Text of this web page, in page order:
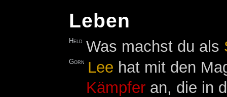
Leben
Held Was machst du als
Gorn Lee hat mit den
Kämpfer an, die in